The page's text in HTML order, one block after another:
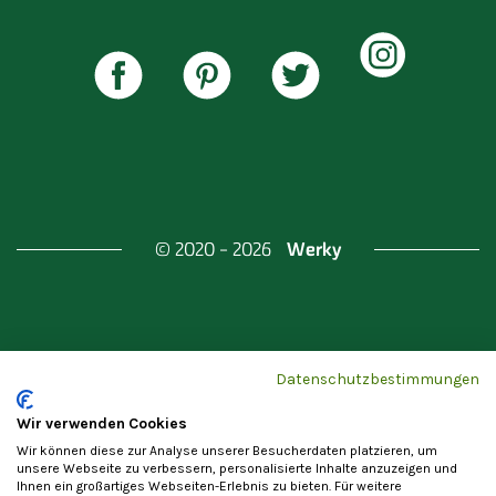
© 2020 - 2026 Werky
Datenschutzbestimmungen
Wir verwenden Cookies
Wir können diese zur Analyse unserer Besucherdaten platzieren, um
unsere Webseite zu verbessern, personalisierte Inhalte anzuzeigen und
Ihnen ein großartiges Webseiten-Erlebnis zu bieten. Für weitere